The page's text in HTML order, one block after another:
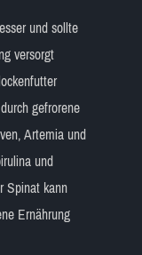
und sollte
versorgt
gefrorene
Artemia und
und
Spinat kann
Ernährung